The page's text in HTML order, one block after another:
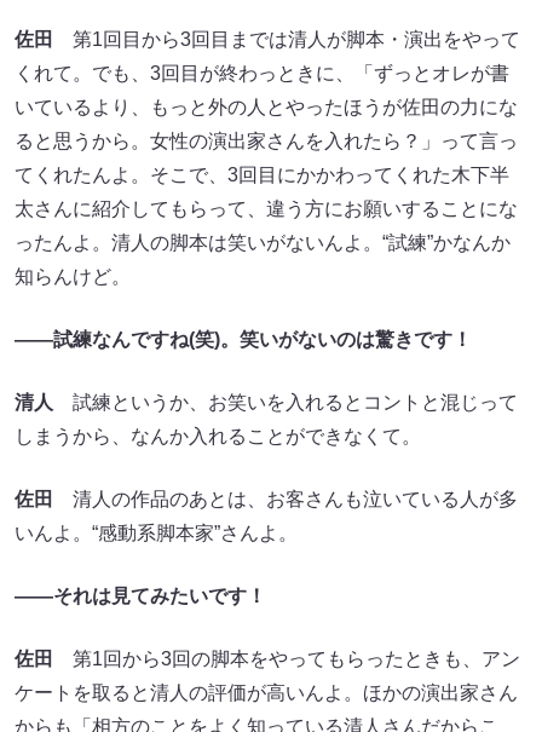
佐田
第1回目から3回目までは清人が脚本・演出をやって
くれて。でも、3回目が終わっときに、「ずっとオレが書
いているより、もっと外の人とやったほうが佐田の力にな
ると思うから。女性の演出家さんを入れたら？」って言っ
てくれたんよ。そこで、3回目にかかわってくれた木下半
太さんに紹介してもらって、違う方にお願いすることにな
ったんよ。清人の脚本は笑いがないんよ。“試練”かなんか
知らんけど。
――試練なんですね(笑)。笑いがないのは驚きです！
清人
試練というか、お笑いを入れるとコントと混じって
しまうから、なんか入れることができなくて。
佐田
清人の作品のあとは、お客さんも泣いている人が多
いんよ。“感動系脚本家”さんよ。
――それは見てみたいです！
佐田
第1回から3回の脚本をやってもらったときも、アン
ケートを取ると清人の評価が高いんよ。ほかの演出家さん
からも「相方のことをよく知っている清人さんだからこ